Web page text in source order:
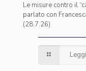
Le misure contro il
parlato con
(28.7.26)